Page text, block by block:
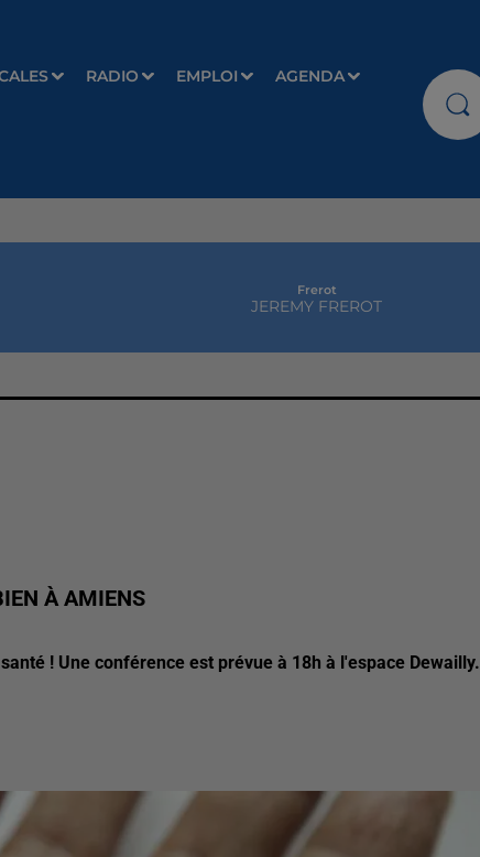
RADIO EMPLOI AGENDA
Frerot
JEREMY FREROT
À AMIENS
! Une conférence est prévue à 18h à l'espace Dewailly.